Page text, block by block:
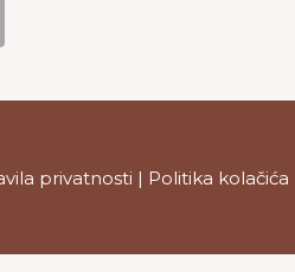
privatnosti | Politika kolačića